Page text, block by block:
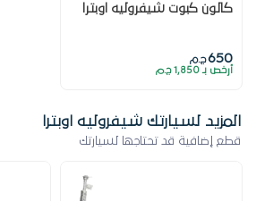
كالون كبوت شيفروليه اوبترا
650ج.م
أرخص بـ 1,850 ج.م
المزيد لسيارتك شيفروليه اوبترا
قطع إضافية قد تحتاجها لسيارتك